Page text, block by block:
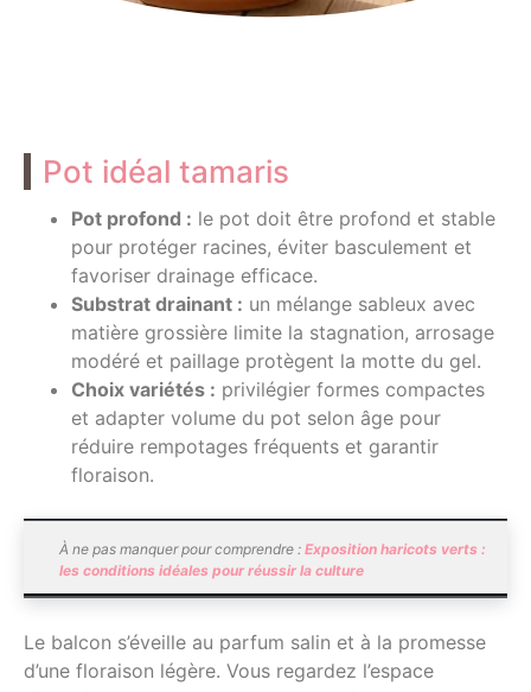
Pot idéal tamaris
Pot profond : le pot doit être profond et stable
pour protéger racines, éviter basculement et
favoriser drainage efficace.
Substrat drainant : un mélange sableux avec
matière grossière limite la stagnation, arrosage
modéré et paillage protègent la motte du gel.
Choix variétés : privilégier formes compactes
et adapter volume du pot selon âge pour
réduire rempotages fréquents et garantir
floraison.
À ne pas manquer pour comprendre : Exposition haricots verts :
les conditions idéales pour réussir la culture
Le balcon s’éveille au parfum salin et à la promesse
d’une floraison légère. Vous regardez l’espace